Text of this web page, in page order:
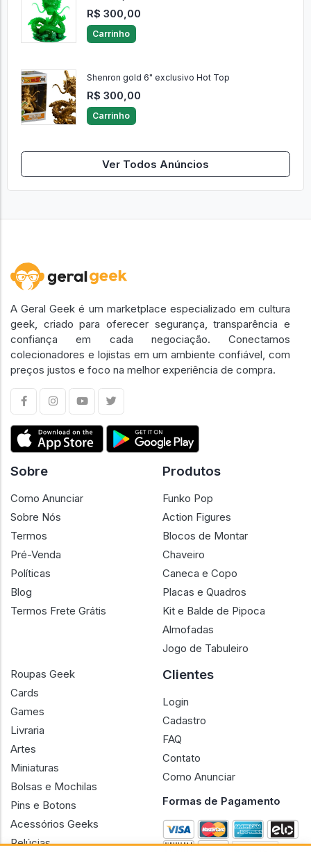
R$ 300,00
Carrinho
Shenron gold 6" exclusivo Hot Top
R$ 300,00
Carrinho
Ver Todos Anúncios
A Geral Geek é um marketplace especializado em cultura
geek, criado para oferecer segurança, transparência e
confiança em cada negociação. Conectamos
colecionadores e lojistas em um ambiente confiável, com
preços justos e foco na melhor experiência de compra.
Sobre
Como Anunciar
Sobre Nós
Termos
Pré-Venda
Políticas
Blog
Termos Frete Grátis
Produtos
Funko Pop
Action Figures
Blocos de Montar
Chaveiro
Caneca e Copo
Placas e Quadros
Kit e Balde de Pipoca
Almofadas
Jogo de Tabuleiro
Roupas Geek
Cards
Games
Livraria
Artes
Miniaturas
Bolsas e Mochilas
Pins e Botons
Acessórios Geeks
Pelúcias
Clientes
Login
Cadastro
FAQ
Contato
Como Anunciar
Formas de Pagamento